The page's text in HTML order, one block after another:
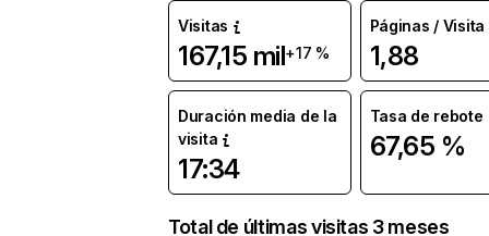
Visitas
167,15 mil+17 %
Páginas / Visita
1,88
Duración media de la
visita
17:34
Tasa de rebote
67,65 %
Total de últimas visitas 3 meses